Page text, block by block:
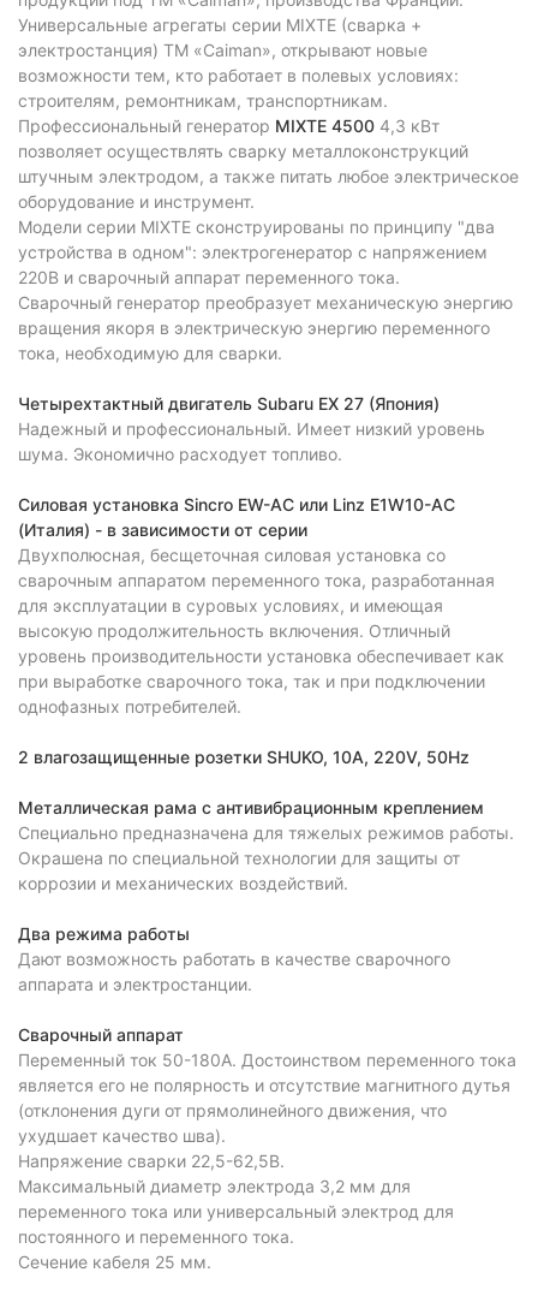
Универсальные агрегаты cерии MIXTE (сварка +
электростанция) ТМ «Caiman», открывают новые
возможности тем, кто работает в полевых условиях:
строителям, ремонтникам, транспортникам.
Профессиональный генератор MIXTE 4500 4,3 кВт
позволяет осуществлять сварку металлоконструкций
штучным электродом, а также питать любое электрическое
оборудование и инструмент.
Модели серии MIXTE сконструированы по принципу "два
устройства в одном": электрогенератор с напряжением
220В и сварочный аппарат переменного тока.
Сварочный генератор преобразует механическую энергию
вращения якоря в электрическую энергию переменного
тока, необходимую для сварки.
Четырехтактный двигатель Subаru EX 27 (Япония)
Надежный и профессиональный. Имеет низкий уровень
шума. Экономично расходует топливо.
Силовая установка Sincro EW-AC или Linz E1W10-AC
(Италия) - в зависимости от серии
Двухполюсная, бесщеточная силовая установка со
сварочным аппаратом переменного тока, разработанная
для эксплуатации в суровых условиях, и имеющая
высокую продолжительность включения. Отличный
уровень производительности установка обеспечивает как
при выработке сварочного тока, так и при подключении
однофазных потребителей.
2 влагозащищенные розетки SHUKO, 10A, 220V, 50Hz
Металлическая рама с антивибрационным креплением
Специально предназначена для тяжелых режимов работы.
Окрашена по специальной технологии для защиты от
коррозии и механических воздействий.
Два режима работы
Дают возможность работать в качестве сварочного
аппарата и электростанции.
Сварочный аппарат
Переменный ток 50-180А. Достоинством переменного тока
является его не полярность и отсутствие магнитного дутья
(отклонения дуги от прямолинейного движения, что
ухудшает качество шва).
Напряжение сварки 22,5-62,5В.
Максимальный диаметр электрода 3,2 мм для
переменного тока или универсальный электрод для
постоянного и переменного тока.
Сечение кабеля 25 мм.